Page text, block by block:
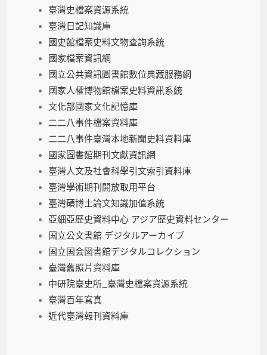
臺灣史檔案資源系統
臺灣日記知識庫
國史館檔案史料文物查詢系統
國家檔案資訊網
國立公共資訊圖書館數位典藏服務網
國家人權博物館檔案史料資訊系統
文化部國家文化記憶庫
二二八事件檔案資料庫
二二八事件臺灣本地新聞史料資料庫
國家圖書館期刊文獻資訊網
臺灣人文及社會科學引文索引資料庫
臺灣學術期刊開放取用平台
臺灣碩博士論文知識加值系統
亞細亞歷史資料中心 アジア歷史資料センター
国立公文書館 デジタルアーカイブ
国立国会図書館デジタルコレクション
臺灣舊照片資料庫
中研院臺史所_臺灣史檔案資源系統
臺灣百年寫真
近代臺灣報刊資料庫